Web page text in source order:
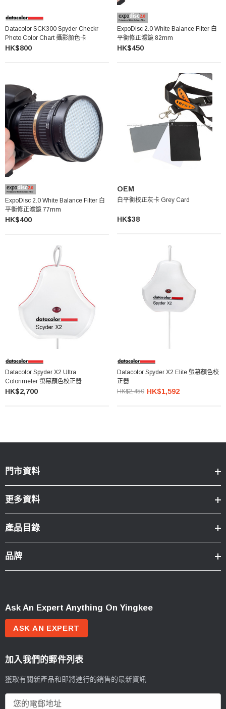
Datacolor SCK300 Spyder Checkr
Photo Color Chart 攝影顏色卡
HK$800
ExpoDisc 2.0 White Balance Filter 白
平衡修正濾鏡 82mm
HK$450
ExpoDisc 2.0 White Balance Filter 白
平衡修正濾鏡 77mm
HK$400
OEM
白平衡校正灰卡 Grey Card
HK$38
Datacolor Spyder X2 Ultra
Colorimeter 螢幕顏色校正器
HK$2,700
Datacolor Spyder X2 Elite 螢幕顏色校
正器
HK$2,450 HK$1,592
門市資料
更多資料
產品目錄
品牌
Ask An Expert Anything On Yingkee
ASK AN EXPERT
加入我們的郵件列表
獲取有關新產品和即將進行的銷售的最新資訊